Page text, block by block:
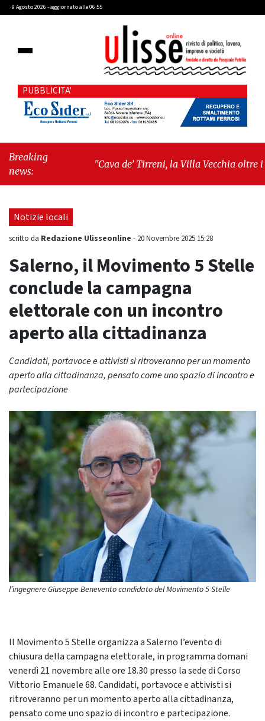
9 Agosto 2026 - aggiornato alle 06:55
PUBBLICITA'
Breaking
news:
"Cava de’ Tirreni, la Villa Vecchia oltre i
seduta consiliare: “Serve chiarezza!”"
Notizie locali
scritto da Redazione Ulisseonline - 20 Novembre 2025 15:28
Salerno, il Movimento 5 Stelle
conclude la campagna
elettorale con un incontro
aperto alla cittadinanza
Candidati, portavoce e attivisti si ritroveranno per un momento
aperto alla cittadinanza, pensato come uno spazio di incontro e
partecipazione
l’ingegnere Giuseppe Benevento candidato del Movimento 5 Stelle
Il Movimento 5 Stelle organizza a Salerno l’evento di
chiusura della campagna elettorale, in programma domani
venerdì 21 novembre alle ore 18.30 presso la sede di Corso
Vittorio Emanuele 68. Candidati, portavoce e attivisti si
ritroveranno per un momento aperto alla cittadinanza,
pensato come uno spazio di incontro e partecipazione.